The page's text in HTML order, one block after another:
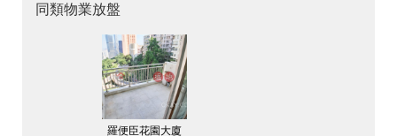
同類物業放盤
羅便臣花園大廈